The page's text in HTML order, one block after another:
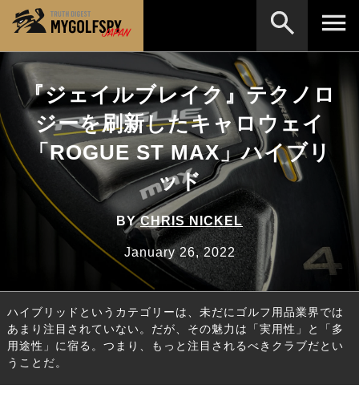
『ジェイルブレイク』テクノロ
ジーを刷新したキャロウェイ
「ROGUE ST MAX」ハイブリ
ッド
BYCHRIS NICKEL
January 26, 2022
ハイブリッドというカテゴリーは、未だにゴルフ用品業界では
あまり注目されていない。だが、その魅力は「実用性」と「多
用途性」に宿る。つまり、もっと注目されるべきクラブだとい
うことだ。
MOST WANTED テストランキング
NEW RELEASES 新製品情報
HOW TO ゴルフ上達・実践テクニック
LAB テスト・データ検証
Golf News ゴルフニュース
製品レビュー
FAIRWAY WOODS フェアウェイウッド
HYBRIDS ハイブリッド
IRONS アイアン
※メーカー名やクラブ名など、検索したい事柄を入
力してください。
検索